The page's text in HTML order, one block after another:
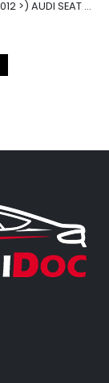
CRB MOTORE VW GOLF 7 VII (2012 >) AUDI SEAT 2.0TDI 150CV CRB IMPIANTO BOSCH